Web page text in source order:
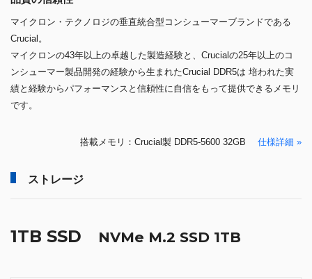
マイクロン・テクノロジの垂直統合型コンシューマーブランドである
Crucial。
マイクロンの43年以上の卓越した製造経験と、Crucialの25年以上のコ
ンシューマー製品開発の経験から生まれたCrucial DDR5は 培われた実
績と経験からパフォーマンスと信頼性に自信をもって提供できるメモリ
です。
搭載メモリ：Crucial製 DDR5-5600 32GB 仕様詳細 »
ストレージ
1TB SSD NVMe M.2 SSD 1TB